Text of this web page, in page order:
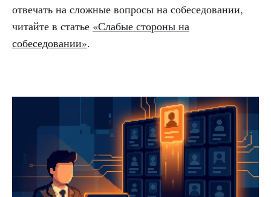
отвечать на сложные вопросы на собеседовании,
читайте в статье «Слабые стороны на
собеседовании».